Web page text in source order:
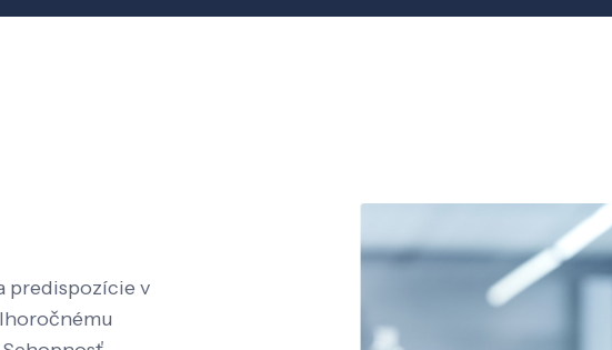
predispozície v